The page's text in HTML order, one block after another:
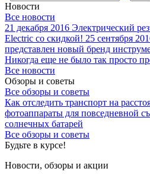
Новости
Все новости
21 декабря 2016 Электрический
Electric со скидкой! 25 сентября
представлен новый бренд
Никогда еще не было так просто
Все новости
Обзоры и советы
Все обзоры и советы
Как отследить транспорт на
фотоаппараты для повседневной
солнечных батарей
Все обзоры и советы
Будьте в курсе!
Новости, обзоры и акции